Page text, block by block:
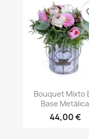
Vista
Bouquet Mixto
Base Metálica
44,00 €